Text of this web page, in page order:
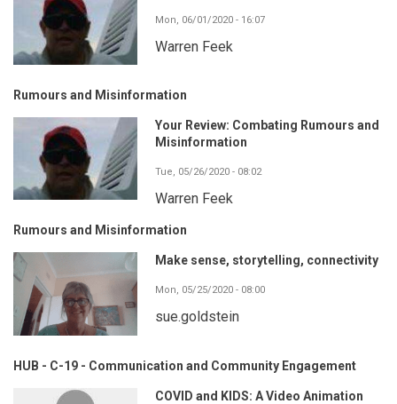
Mon, 06/01/2020 - 16:07
Warren Feek
Rumours and Misinformation
Your Review: Combating Rumours and
Misinformation
Tue, 05/26/2020 - 08:02
Warren Feek
Rumours and Misinformation
Make sense, storytelling, connectivity
Mon, 05/25/2020 - 08:00
sue.goldstein
HUB - C-19 - Communication and Community Engagement
COVID and KIDS: A Video Animation